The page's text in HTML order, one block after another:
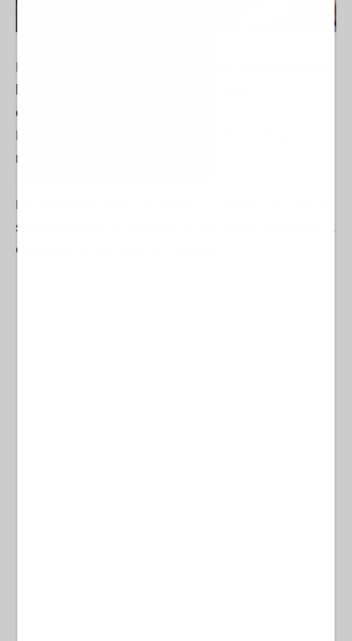
El Estrecho de Gibraltar es uno de los corredores
biológicos más importantes del mundo,
concentrando el flujo de especies entre el
Mediterráneo y el Atlántico, y sirviendo de puente
natural entre Europa y África.
La migración, esa estrategia ecológica vital para la
supervivencia de millones de animales, convierte a
Ceuta en un enclave privilegiado.